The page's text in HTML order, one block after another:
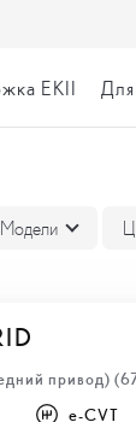
EKII
Модели
привод)
e-CVT